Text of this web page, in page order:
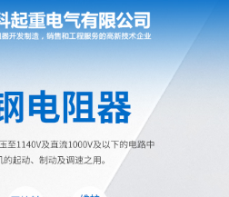
网站首页
电阻器
电阻柜
电抗器